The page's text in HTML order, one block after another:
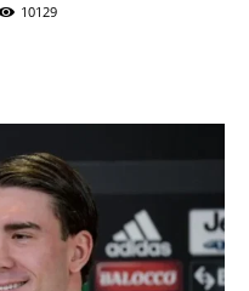
10129